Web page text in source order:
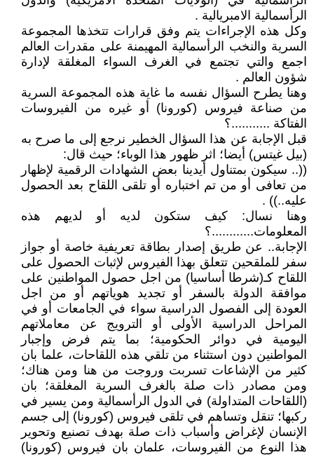
الرأسمالية الامبريالية .
وكل هذه الإجراءات يتم وفق قرارات تتخذها المجموعة
السرية والنخب الرأسمالية المهيمنة على مقدرات العالم
اجمع والتي تجتمع في الغرف السواء المغلقة لإدارة
شؤون العالم .
وهنا يطرح السؤال نفسه ما غاية هذه المجموعة السرية
من صناعة فيروس (كورونا) أو غيره من الفيروسات
الفتاكة ...........؟
قبل الإجابة عن هذا السؤال الخطير نرجع إلى ما صرح به
(بيل غيتس) أيضا؛ اثر ظهور هذا الوباء؛ حيث قال:
((.. سيكون بمتناول أيدينا بعض الشهادات الرقمية لإظهار
من تعافى أو من تم اختباره أو تلقى اللقاح بعد الحصول
عليه..)) .
وهنا نسال: كيف ستكون لديه أو لديهم هذه
المعلومات............؟
الإجابة.. عن طريق إصدار بطاقة تعريفية خاصة أو جواز
سفر للملقحين تتعلق بهذا الفيروس لإثبات الحصول على
اللقاح كـ(شرطا أساسيا) من اجل حصول المواطنين على
موافقة الدولة بالسفر أو تجديد هوياتهم أو من اجل
العودة إلى الفصول الدراسية سواء في الجامعات أو في
المراحل الدراسية الأولى أو الترويج عن معاملاتهم
اليومية في دوائر الحكومية؛ بما يتم فرض وإجبار
المواطنين دون استثناء من تلقي هذه اللقاحات، علما بان
كثير من الإشاعات تسربت وروجت من هنا ومن هناك؛
ومن مصادر ذات صلة بالغرف السرية المغلقة؛ بان
(اللقاحات المتداولة) في الدول الرأسمالية ومن يسير في
ركبها؛ تنقل وتساهم في تلقى فيروس (كورونا) إلى جسم
الإنسان لإغراض وأسباب ذات صلة بهدف تصنيع وتحوير
هذا النوع من الفيروسات، علمان بان فيروس (كورونا)